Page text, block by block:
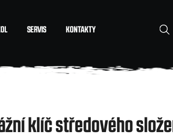
SERVIS KONTAKTY
klíč středového